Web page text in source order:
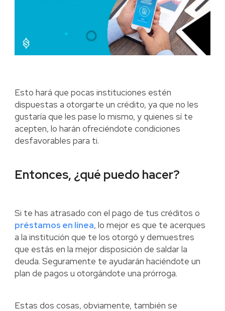
Esto hará que pocas instituciones estén
dispuestas a otorgarte un crédito, ya que no les
gustaría que les pase lo mismo, y quienes sí te
acepten, lo harán ofreciéndote condiciones
desfavorables para ti.
Entonces, ¿qué puedo hacer?
Si te has atrasado con el pago de tus créditos o
préstamos en línea, lo mejor es que te acerques
a la institución que te los otorgó y demuestres
que estás en la mejor disposición de saldar la
deuda. Seguramente te ayudarán haciéndote un
plan de pagos u otorgándote una prórroga.
Estas dos cosas, obviamente, también se